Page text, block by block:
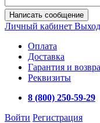
Написать сообщение
Личный кабинет Выход
Оплата
Доставка
Гарантия и
Реквизиты
8 (800) 250-59-29
Войти Регистрация